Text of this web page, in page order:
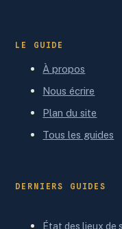
LE GUIDE
À propos
Nous écrire
Plan du site
Tous les guides
DERNIERS GUIDES
État des lieux de